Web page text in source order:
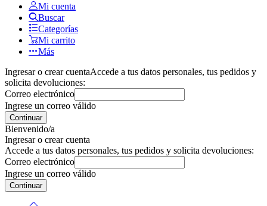
Mi cuenta
Buscar
Categorías
Mi carrito
Más
Ingresar o crear cuentaAccede a tus datos personales, tus pedidos y
solicita devoluciones:
Correo electrónico
Ingrese un correo válido
Continuar
Bienvenido/a
Ingresar o crear cuenta
Accede a tus datos personales, tus pedidos y solicita devoluciones:
Correo electrónico
Ingrese un correo válido
Continuar